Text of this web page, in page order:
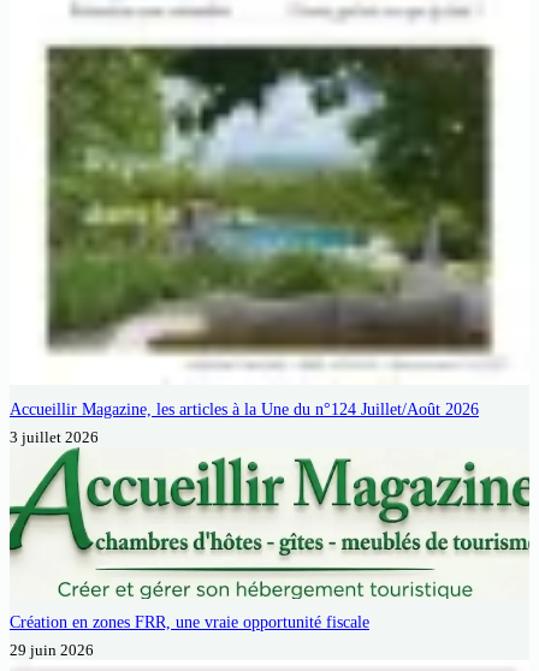
Accueillir Magazine, les articles à la Une du n°124 Juillet/Août 2026
3 juillet 2026
Création en zones FRR, une vraie opportunité fiscale
29 juin 2026